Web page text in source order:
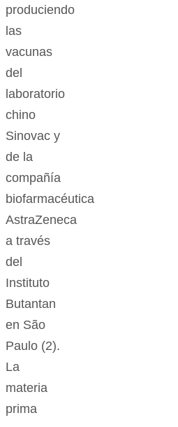
produciendo
las
vacunas
del
laboratorio
chino
Sinovac y
de la
compañía
biofarmacéutica
AstraZeneca
a través
del
Instituto
Butantan
en São
Paulo (2).
La
materia
prima